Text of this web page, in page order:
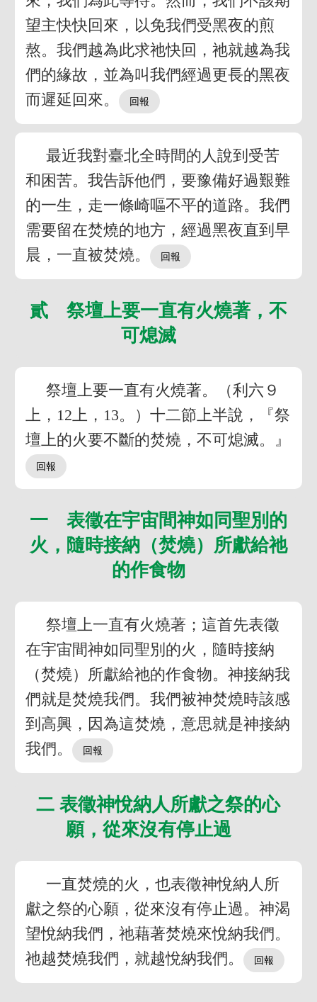
望主快快回來，以免我們受黑夜的煎
熬。我們越為此求祂快回，祂就越為我
們的緣故，並為叫我們經過更長的黑夜
而遲延回來。
最近我對臺北全時間的人說到受苦
和困苦。我告訴他們，要豫備好過艱難
的一生，走一條崎嘔不平的道路。我們
需要留在焚燒的地方，經過黑夜直到早
晨，一直被焚燒。
貳 祭壇上要一直有火燒著，不
可熄滅
祭壇上要一直有火燒著。（利六９
上，12上，13。）十二節上半說，『祭
壇上的火要不斷的焚燒，不可熄滅。』
一 表徵在宇宙間神如同聖別的
火，隨時接納（焚燒）所獻給祂
的作食物
祭壇上一直有火燒著；這首先表徵
在宇宙間神如同聖別的火，隨時接納
（焚燒）所獻給祂的作食物。神接納我
們就是焚燒我們。我們被神焚燒時該感
到高興，因為這焚燒，意思就是神接納
我們。
二 表徵神悅納人所獻之祭的心
願，從來沒有停止過
一直焚燒的火，也表徵神悅納人所
獻之祭的心願，從來沒有停止過。神渴
望悅納我們，祂藉著焚燒來悅納我們。
祂越焚燒我們，就越悅納我們。